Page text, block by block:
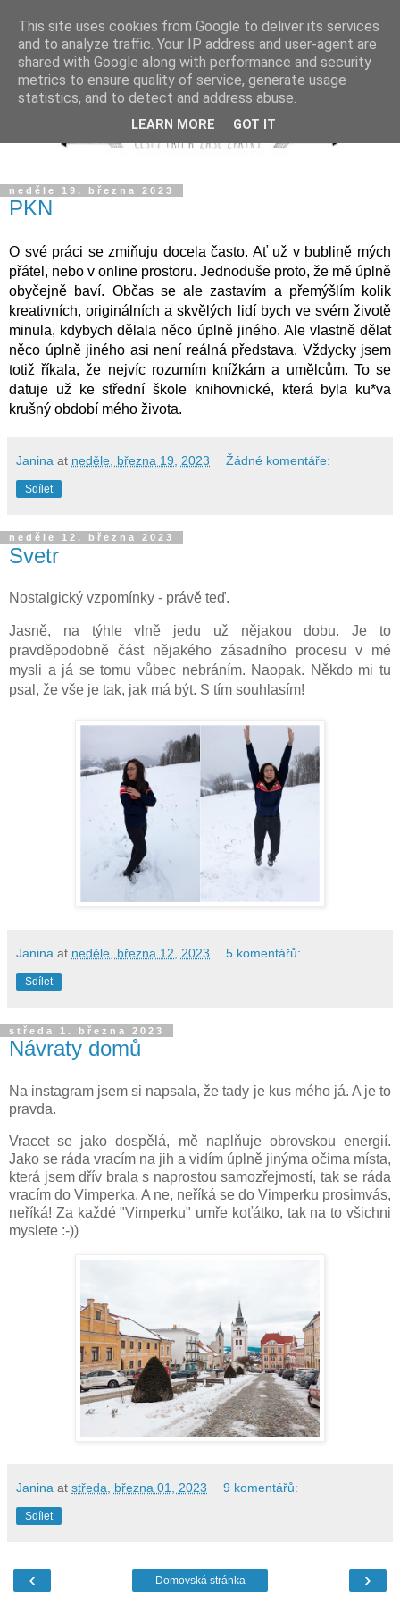
neděle 19. března 2023
PKN
O své práci se zmiňuju docela často. Ať už v bublině mých
přátel, nebo v online prostoru. Jednoduše proto, že mě úplně
obyčejně baví. Občas se ale zastavím a přemýšlím kolik
kreativních, originálních a skvělých lidí bych ve svém životě
minula, kdybych dělala něco úplně jiného. Ale vlastně dělat
něco úplně jiného asi není reálná představa. Vždycky jsem
totiž říkala, že nejvíc rozumím knížkám a umělcům. To se
datuje už ke střední škole knihovnické, která byla ku*va
krušný období mého života.
Janina at neděle, března 19, 2023 Žádné komentáře:
Sdílet
neděle 12. března 2023
Svetr
Nostalgický vzpomínky - právě teď.
Jasně, na týhle vlně jedu už nějakou dobu. Je to
pravděpodobně část nějakého zásadního procesu v mé
mysli a já se tomu vůbec nebráním. Naopak. Někdo mi tu
psal, že vše je tak, jak má být. S tím souhlasím!
Janina at neděle, března 12, 2023 5 komentářů:
Sdílet
středa 1. března 2023
Návraty domů
Na instagram jsem si napsala, že tady je kus mého já. A je to
pravda.
Vracet se jako dospělá, mě naplňuje obrovskou energií.
Jako se ráda vracím na jih a vidím úplně jinýma očima místa,
která jsem dřív brala s naprostou samozřejmostí, tak se ráda
vracím do Vimperka. A ne, neříká se do Vimperku prosimvás,
neříká! Za každé "Vimperku" umře koťátko, tak na to všichni
myslete :-))
Janina at středa, března 01, 2023 9 komentářů:
Sdílet
‹ ›
Domovská stránka
This site uses cookies from Google to deliver its services
and to analyze traffic. Your IP address and user-agent are
shared with Google along with performance and security
metrics to ensure quality of service, generate usage
statistics, and to detect and address abuse.
LEARN MORE GOT IT